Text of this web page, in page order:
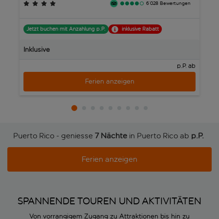
6’028 Bewertungen
Jetzt buchen mit Anzahlung p.P. inklusive Rabatt
Inklusive
p.P. ab
Ferien anzeigen
Puerto Rico - geniesse 7 Nächte in Puerto Rico ab p.P.
Ferien anzeigen
SPANNENDE TOUREN UND AKTIVITÄTEN
Von vorrangigem Zugang zu Attraktionen bis hin zu